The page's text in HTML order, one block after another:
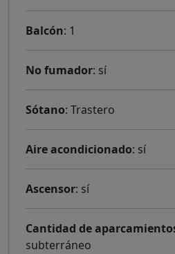
Balcón: 1
No fumador: sí
Sótano: Trastero
Aire acondicionado: sí
Ascensor: sí
Cantidad de
subterráneo